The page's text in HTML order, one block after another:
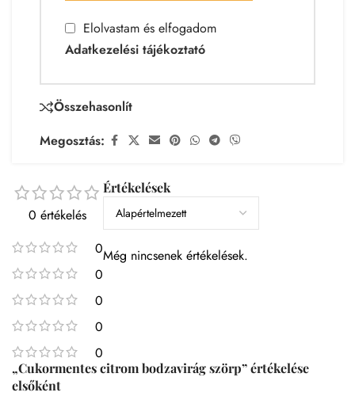
Elolvastam és elfogadom
Adatkezelési tájékoztató
Összehasonlít
Megosztás:
0 értékelés
0
0
0
0
0
Értékelések
Még nincsenek értékelések.
„Cukormentes citrom bodzavirág szörp” értékelése
elsőként